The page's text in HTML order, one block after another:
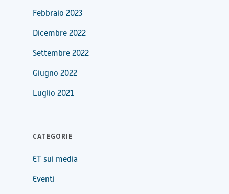
Febbraio 2023
Dicembre 2022
Settembre 2022
Giugno 2022
Luglio 2021
CATEGORIE
ET sui media
Eventi